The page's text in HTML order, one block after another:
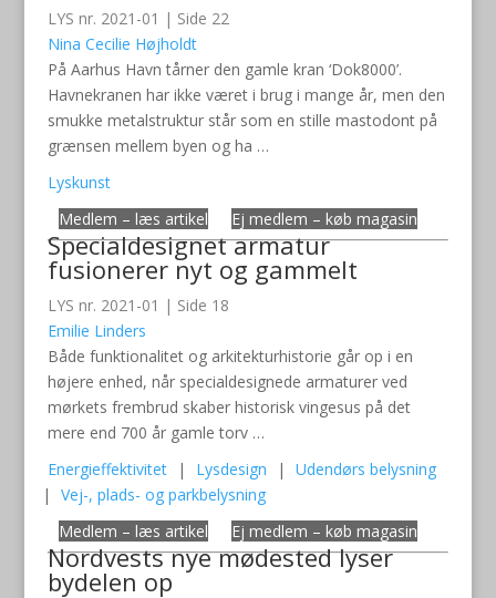
LYS nr. 2021-01 | Side 22
Nina Cecilie Højholdt
På Aarhus Havn tårner den gamle kran ‘Dok8000’.
Havnekranen har ikke været i brug i mange år, men den
smukke metalstruktur står som en stille mastodont på
grænsen mellem byen og ha …
Lyskunst
Medlem – læs artikel
Ej medlem – køb magasin
Specialdesignet armatur
fusionerer nyt og gammelt
LYS nr. 2021-01 | Side 18
Emilie Linders
Både funktionalitet og arkitekturhistorie går op i en
højere enhed, når specialdesignede armaturer ved
mørkets frembrud skaber historisk vingesus på det
mere end 700 år gamle torv …
Energieffektivitet
| Lysdesign |
Udendørs belysning
|
Vej-, plads- og parkbelysning
Medlem – læs artikel
Ej medlem – køb magasin
Nordvests nye mødested lyser
bydelen op